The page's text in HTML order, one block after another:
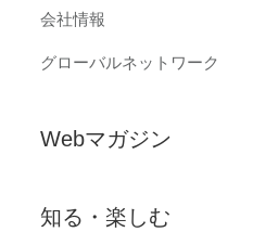
会社情報
グローバルネットワーク
Webマガジン
知る・楽しむ